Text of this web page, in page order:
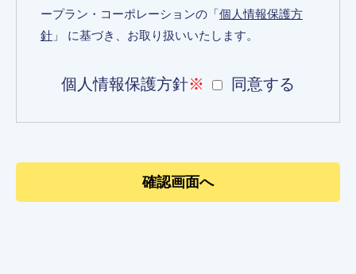
ープラン・コーポレーションの「個人情報保護方
針 」 に基づき、お取り扱いいたします。
個人情報保護方針※ 同意する